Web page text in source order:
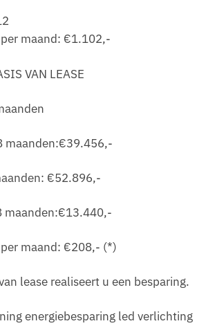
maand: €1.102,-
VAN LEASE
maanden:€39.456,-
€52.896,-
maanden:€13.440,-
maand: €208,- (*)
lease realiseert u een besparing.
energiebesparing led verlichting